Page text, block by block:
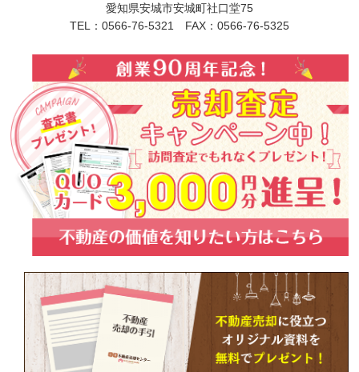
愛知県安城市安城町社口堂75
TEL：0566-76-5321 FAX：0566-76-5325